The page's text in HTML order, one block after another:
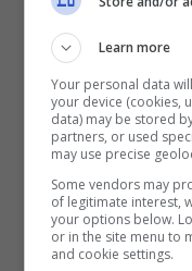
Learn more
Your personal data
your device (cookies,
data) may be stored
partners, or used
may use precise
Some vendors may
of legitimate interest,
your options below.
or in the site menu to
and cookie settings.